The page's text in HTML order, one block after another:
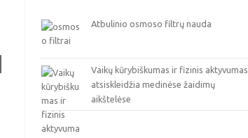
Atbulinio osmoso filtrų nauda
Vaikų kūrybiškumas ir fizinis aktyvumas
atsiskleidžia medinėse žaidimų
aikštelėse